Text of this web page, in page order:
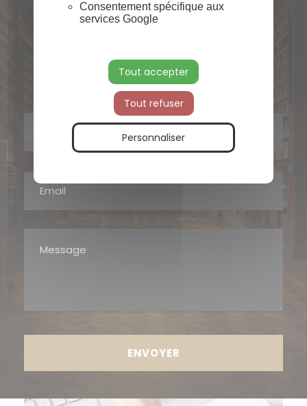
Consentement spécifique aux
services Google
Tout accepter
Tout refuser
Personnaliser
familial, immobilier, social, ou agricole.